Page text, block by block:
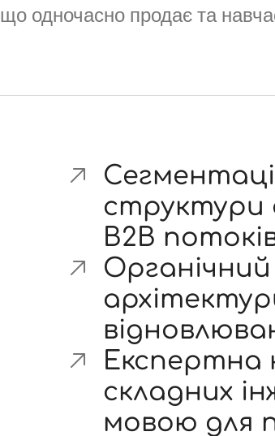
що одночасно продає та
структури
B2B
Експертна
складних
мовою для